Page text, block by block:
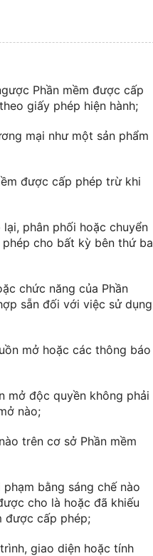
Phần mềm được cấp
giấy phép hiện hành;
mại như một sản phẩm
được cấp phép trừ khi
phân phối hoặc chuyển
cho bất kỳ bên thứ ba
chức năng của Phần
sẵn đối với việc sử dụng
mở hoặc các thông báo
mở độc quyền không phải
nào;
trên cơ sở Phần mềm
bằng sáng chế nào
cho là hoặc đã khiếu
được cấp phép;
giao diện hoặc tính